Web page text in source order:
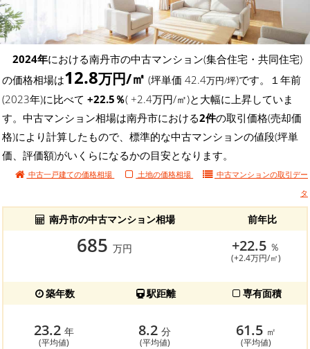
2024年における南丹市の中古マンション(集合住宅・共同住宅)
の価格相場は12.8万円/㎡ (坪単価 42.4万円/坪)です。１年前
(2023年)に比べて +22.5％( +2.4万円/㎡)と大幅に上昇していま
す。中古マンション相場は南丹市における2件の取引価格(売却価
格)により計算したもので、標準的な中古マンションの値段(坪単
価、評価額)がいくらになるかの目安となります。
中古一戸建ての価格相場 土地の価格相場 中古マンションの取引デー
タ
南丹市の中古マンション相場 前年比
685 万円 +22.5 ％
(+2.4万円/㎡)
築年数 駅距離 専有面積
23.2 年
(平均値)
8.2分
(平均値)
61.5 ㎡
(平均値)